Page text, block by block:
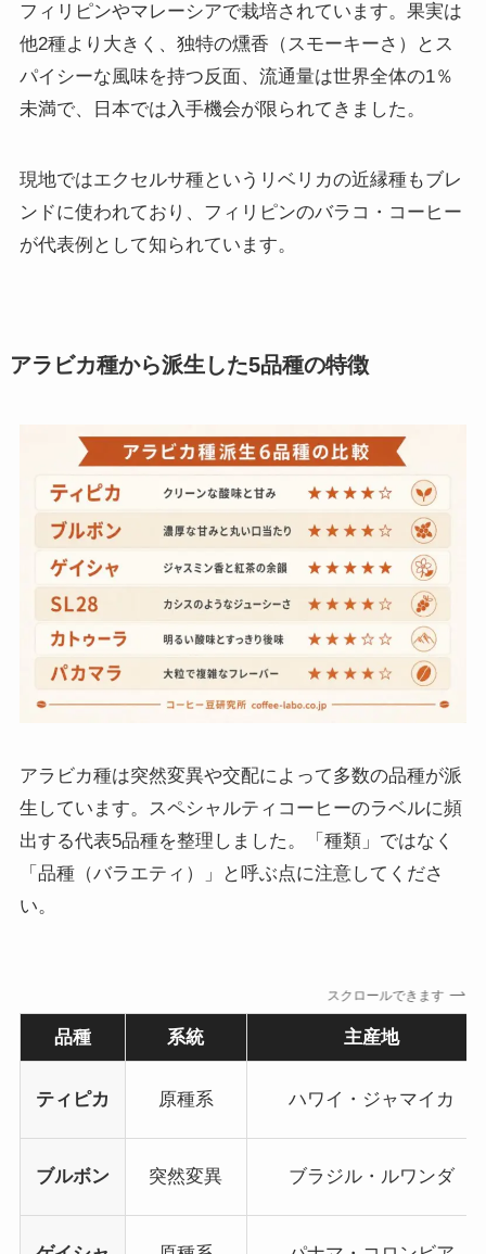
フィリピンやマレーシアで栽培されています。果実は
他2種より大きく、独特の燻香（スモーキーさ）とス
パイシーな風味を持つ反面、流通量は世界全体の1％
未満で、日本では入手機会が限られてきました。
現地ではエクセルサ種というリベリカの近縁種もブレ
ンドに使われており、フィリピンのバラコ・コーヒー
が代表例として知られています。
アラビカ種から派生した5品種の特徴
アラビカ種は突然変異や交配によって多数の品種が派
生しています。スペシャルティコーヒーのラベルに頻
出する代表5品種を整理しました。「種類」ではなく
「品種（バラエティ）」と呼ぶ点に注意してくださ
い。
スクロールできます
品種 系統 主産地
ティピカ 原種系 ハワイ・ジャマイカ
ブルボン 突然変異 ブラジル・ルワンダ